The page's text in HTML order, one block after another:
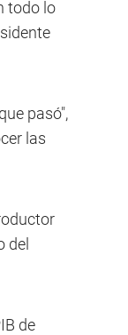
todo lo
pasó",
las
del
de